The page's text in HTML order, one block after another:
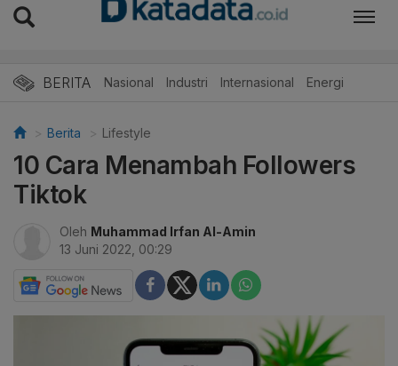
BERITA Nasional Industri Internasional Energi
Berita Lifestyle
10 Cara Menambah Followers
Tiktok
Oleh Muhammad Irfan Al-Amin
13 Juni 2022, 00:29